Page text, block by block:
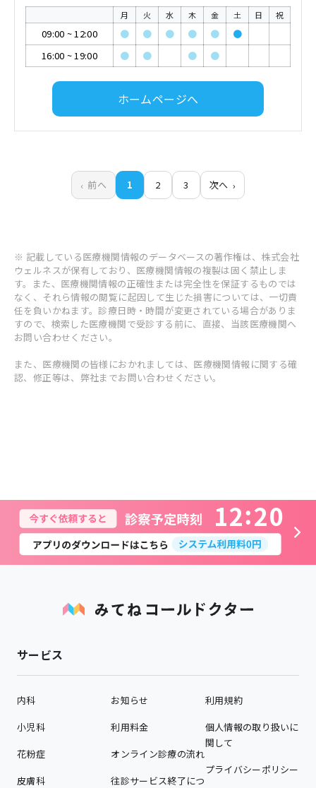
月 火 水 木 金 土 日 祝
09:00 ~12:00 ● ● ● ● ●
●
16:00 ~19:00 ● ● ● ●
ホームページへ
前へ 1 2 3 次へ
※ 記載している医療機関情報のデータベースの著作権は、株式会社
ウェルネスが保有しており、医療機関情報の複製は固く禁止しま
す。また、医療機関情報の正確性または完全性を保証するものでは
なく、それら情報の閲覧に起因して生じた損害については、一切責
任を負いかねます。診療日時・時間が変更されている場合がありま
すので、検索した医療機関で受診する前に、直接、当該医療機関へ
お問い合わせください。
また、医療機関の皆様におかれましては、医療機関情報に関する確
認、修正等は、弊社までお問い合わせください。
12 20
サービス
内科
小児科
花粉症
皮膚科
お知らせ
利用料金
オンライン診療の流れ
往診サービス終了につ
利用規約
個人情報の取り扱いに
関して
プライバシーポリシー